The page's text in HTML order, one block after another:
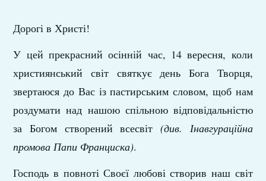
Дорогі в Христі!
У цей прекрасний осінній час, 14 вересня, коли
християнський світ святкує день Бога Творця,
звертаюся до Вас із пастирським словом, щоб нам
роздумати над нашою спільною відповідальністю
за Богом створений всесвіт (див. Інавгураційна
промова Папи Франциска).
Господь в повноті Своєї любові створив наш світ